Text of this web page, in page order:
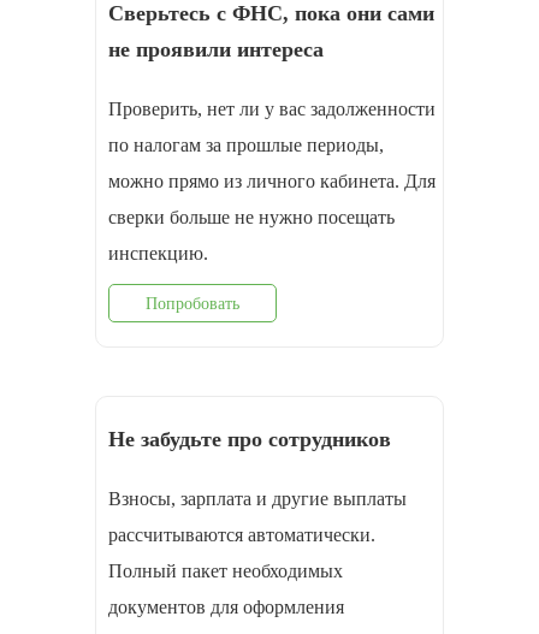
Сверьтесь с ФНС, пока они сами
не проявили интереса
Проверить, нет ли у вас задолженности
по налогам за прошлые периоды,
можно прямо из личного кабинета. Для
сверки больше не нужно посещать
инспекцию.
Попробовать
Не забудьте про сотрудников
Взносы, зарплата и другие выплаты
рассчитываются автоматически.
Полный пакет необходимых
документов для оформления